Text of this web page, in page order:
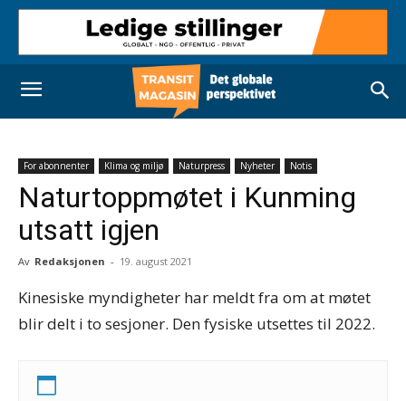
For abonnenter Klima og miljø Naturpress Nyheter Notis
Naturtoppmøtet i Kunming
utsatt igjen
Av Redaksjonen - 19. august 2021
Kinesiske myndigheter har meldt fra om at møtet
blir delt i to sesjoner. Den fysiske utsettes til 2022.